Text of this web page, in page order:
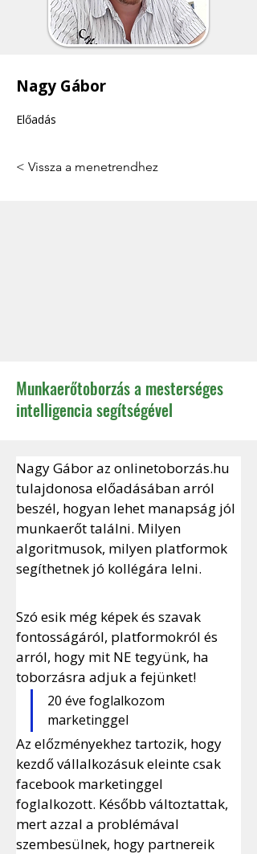
Nagy Gábor
Előadás
< Vissza a menetrendhez
Munkaerőtoborzás a mesterséges
intelligencia segítségével
Nagy Gábor az onlinetoborzás.hu
tulajdonosa előadásában arról
beszél, hogyan lehet manapság jól
munkaerőt találni. Milyen
algoritmusok, milyen platformok
segíthetnek jó kollégára lelni.
Szó esik még képek és szavak
fontosságáról, platformokról és
arról, hogy mit NE tegyünk, ha
toborzásra adjuk a fejünket!
20 éve foglalkozom
marketinggel
Az előzményekhez tartozik, hogy
kezdő vállalkozásuk eleinte csak
facebook marketinggel
foglalkozott. Később változtattak,
mert azzal a problémával
szembesülnek, hogy partnereik